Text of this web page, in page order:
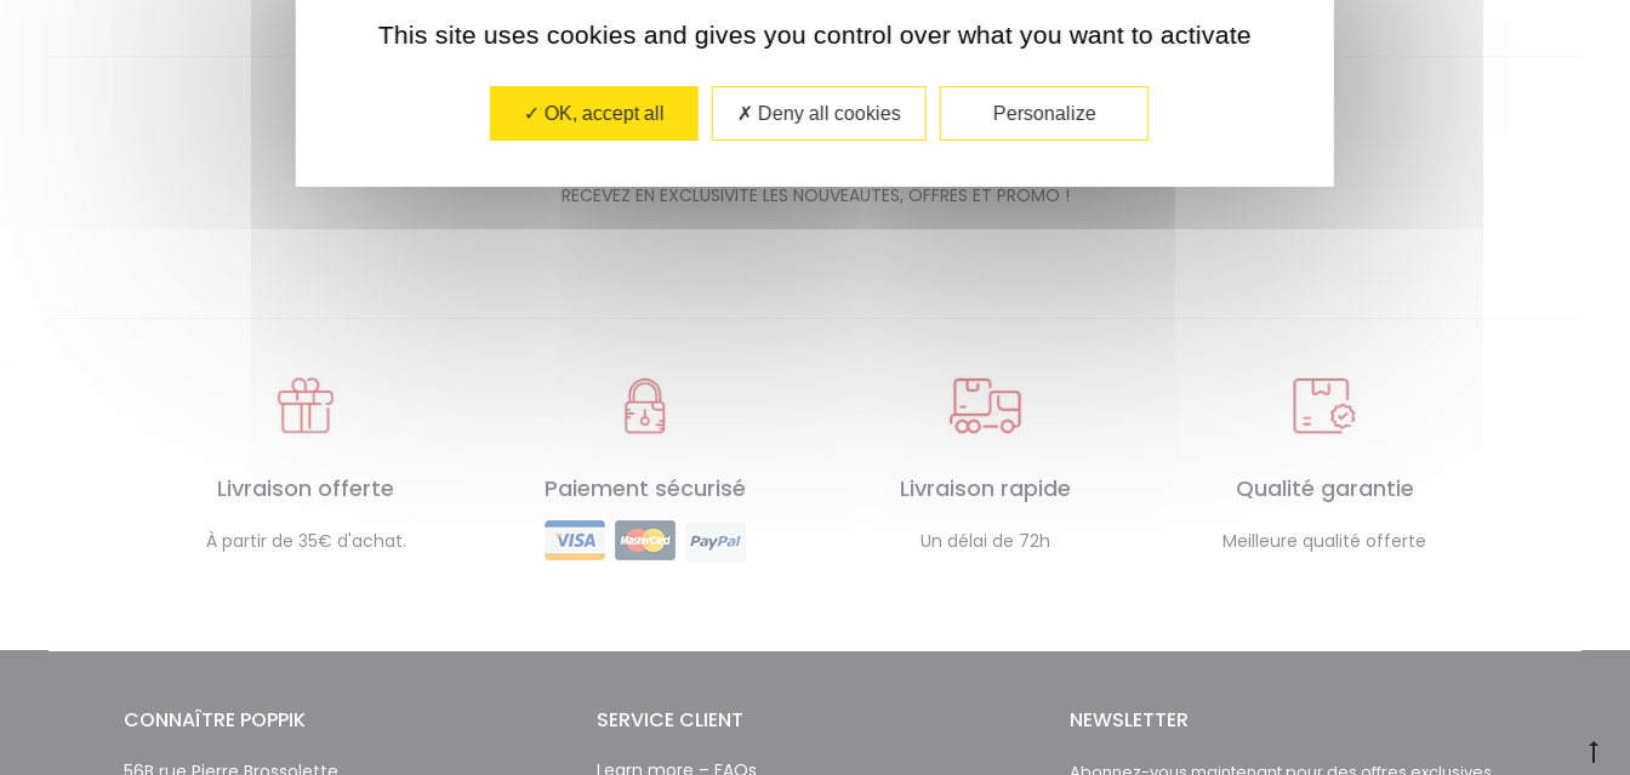
NEWSLETTER
RECEVEZ EN EXCLUSIVITE LES NOUVEAUTES, OFFRES ET PROMO !
Livraison offerte
À partir de 35€ d'achat.
Paiement sécurisé Livraison rapide
Un délai de 72h
Qualité garantie
Meilleure qualité offerte
CONNAÎTRE POPPIK SERVICE CLIENT NEWSLETTER
This site uses cookies and gives you control over what you want to activate
OK, accept all Deny all cookies Personalize